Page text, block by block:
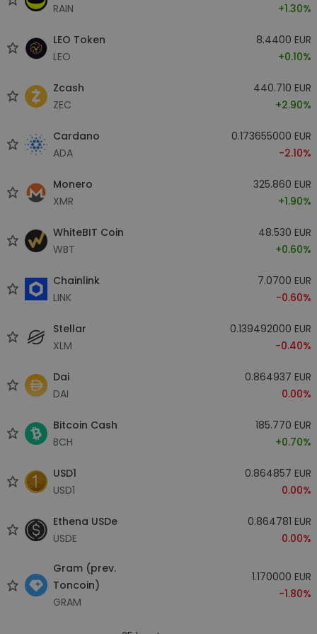
RAIN
+1.30%
LEO Token
LEO
8.4400 EUR
+0.10%
Zcash
ZEC
440.710 EUR
+2.90%
Cardano
ADA
0.173655000 EUR
-2.10%
Monero
XMR
325.860 EUR
+1.90%
WhiteBIT Coin
WBT
48.530 EUR
+0.60%
Chainlink
LINK
7.0700 EUR
-0.60%
Stellar
XLM
0.139492000 EUR
-0.40%
Dai
DAI
0.864937 EUR
0.00%
Bitcoin Cash
BCH
185.770 EUR
+0.70%
USD1
USD1
0.864857 EUR
0.00%
Ethena USDe
USDE
0.864781 EUR
0.00%
Gram (prev.
Toncoin)
GRAM
1.170000 EUR
-1.80%